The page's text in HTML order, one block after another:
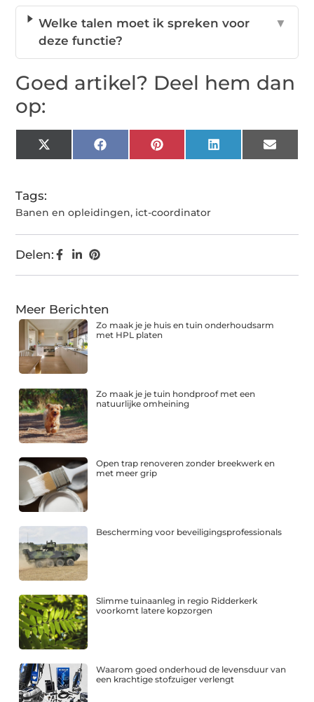
Welke talen moet ik spreken voor
deze functie?
▼
Goed artikel? Deel hem dan
op:
X
(Twitter)
FacebookPinterestLinkedIn Email
Tags:
Banen en opleidingen, ict-coordinator
Delen:
Meer Berichten
Zo maak je je huis en tuin onderhoudsarm
met HPL platen
Zo maak je je tuin hondproof met een
natuurlijke omheining
Open trap renoveren zonder breekwerk en
met meer grip
Bescherming voor beveiligingsprofessionals
Slimme tuinaanleg in regio Ridderkerk
voorkomt latere kopzorgen
Waarom goed onderhoud de levensduur van
een krachtige stofzuiger verlengt